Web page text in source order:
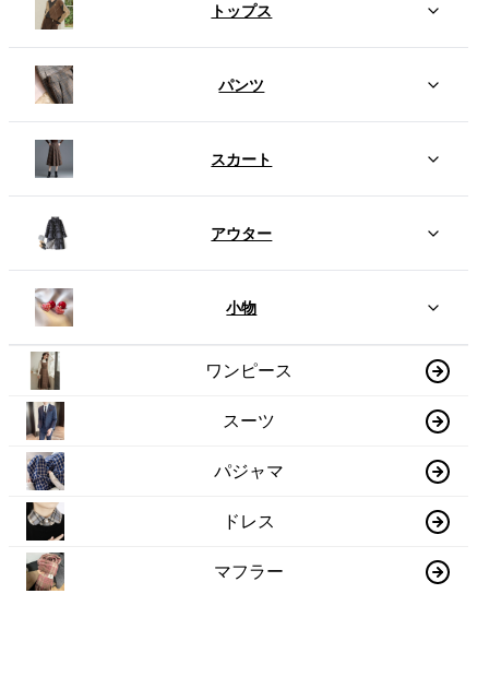
トップス
パンツ
スカート
アウター
小物
ワンピース
スーツ
パジャマ
ドレス
マフラー